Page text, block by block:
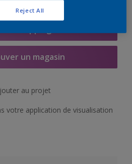
un magasin
au projet
votre application de visualisation
Reject All